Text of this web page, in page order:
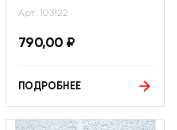
Арт: 103122
790,00 ₽
ПОДРОБНЕЕ